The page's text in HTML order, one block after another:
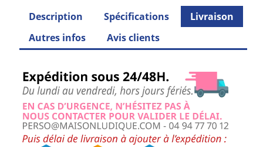
Description Spécifications
Livraison
Autres infos
Avis clients